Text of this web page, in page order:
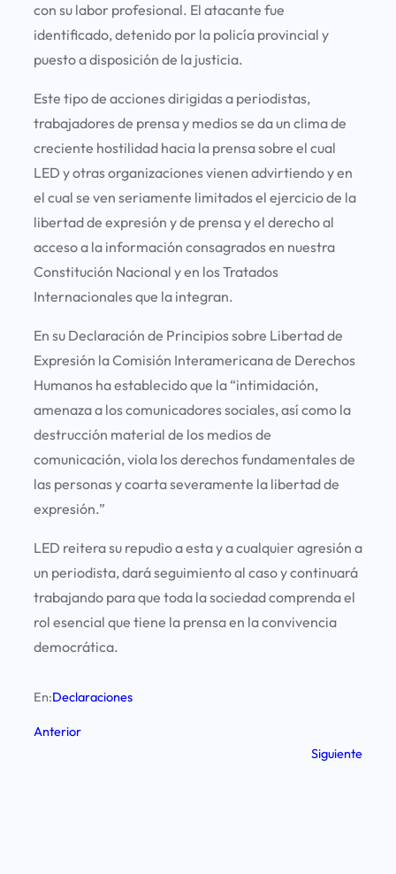
con su labor profesional. El atacante fue
identificado, detenido por la policía provincial y
puesto a disposición de la justicia.
Este tipo de acciones dirigidas a periodistas,
trabajadores de prensa y medios se da un clima de
creciente hostilidad hacia la prensa sobre el cual
LED y otras organizaciones vienen advirtiendo y en
el cual se ven seriamente limitados el ejercicio de la
libertad de expresión y de prensa y el derecho al
acceso a la información consagrados en nuestra
Constitución Nacional y en los Tratados
Internacionales que la integran.
En su Declaración de Principios sobre Libertad de
Expresión la Comisión Interamericana de Derechos
Humanos ha establecido que la “intimidación,
amenaza a los comunicadores sociales, así como la
destrucción material de los medios de
comunicación, viola los derechos fundamentales de
las personas y coarta severamente la libertad de
expresión.”
LED reitera su repudio a esta y a cualquier agresión a
un periodista, dará seguimiento al caso y continuará
trabajando para que toda la sociedad comprenda el
rol esencial que tiene la prensa en la convivencia
democrática.
En:Declaraciones
Anterior
Siguiente